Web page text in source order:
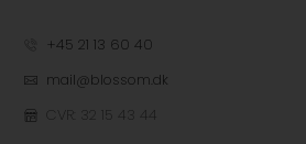
+45 21 13 60 40
mail@blossom.dk
CVR: 32 15 43 44